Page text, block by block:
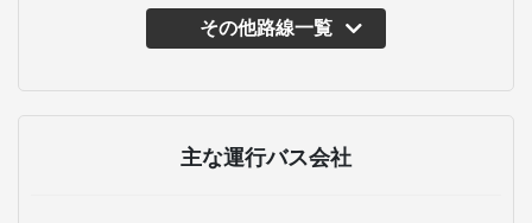
その他路線一覧
主な運行バス会社